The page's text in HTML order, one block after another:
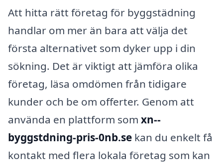
Att hitta rätt företag för byggstädning
handlar om mer än bara att välja det
första alternativet som dyker upp i din
sökning. Det är viktigt att jämföra olika
företag, läsa omdömen från tidigare
kunder och be om offerter. Genom att
använda en plattform som xn--
byggstdning-pris-0nb.se kan du enkelt få
kontakt med flera lokala företag som kan